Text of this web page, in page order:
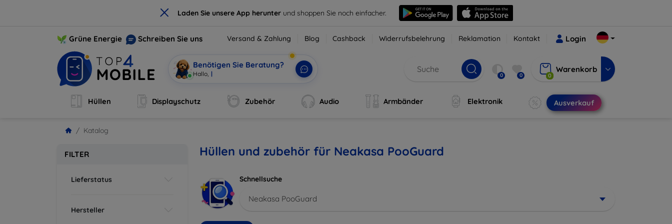
× Laden Sie unsere App herunter und shoppen Sie noch einfacher.
Grüne Energie Schreiben Sie uns Versand & Zahlung Blog Cashback Widerrufsbelehrung Reklamation Kontakt Login
Benötigen Sie Beratung?
Ich b| 0 0 0
Warenkorb
Hüllen Displayschutz Zubehör Audio Armbänder Elektronik Ausverkauf
Katalog
FILTER
Lieferstatus
Hersteller
Hüllen und zubehör für Neakasa PooGuard
Schnellsuche
Neakasa PooGuard